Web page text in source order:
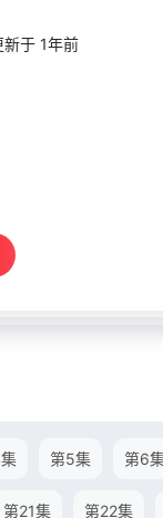
于 1年前
第5集 第6
第21集 第22集